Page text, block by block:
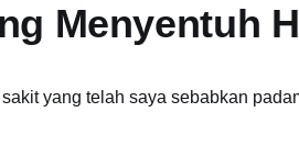
Menyentuh
yang telah saya sebabkan